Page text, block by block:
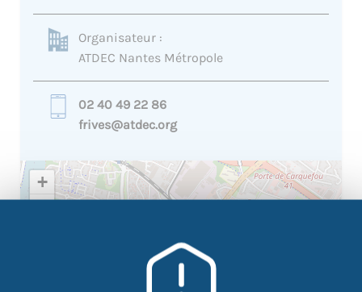
Organisateur :
ATDEC Nantes Métropole
02 40 49 22 86
frives@atdec.org
ATDEC Site EST-ERDRE 9 rue
Augustin Fresnel 44300 Nantes
+
−